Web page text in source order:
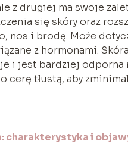
z drugiej ma swoje
się skóry oraz
nos i brodę. Może
z hormonami.
i jest bardziej odporna
cerę tłustą, aby
charakterystyka i